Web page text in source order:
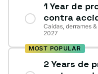
1 Year de
contra
Caídas, derrames
2027
MOST POPULAR
2 Years de